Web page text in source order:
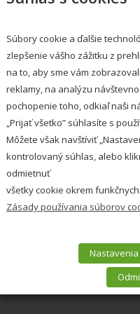
STRÁNKOVÉ DNI
Utorok: 7:00 – 11:00
Streda: 7:00 – 11:00
Viac »
Súbory cookie a ďalšie
zlepšenie vášho zážitku z
na to, aby sme vám
reklamy, na analýzu
pochopenie toho, odkiaľ naši
„Prijať všetko” súhlasíte s
Môžete však navštíviť
kontrolovaný súhlas, alebo
odmietnuť
všetky cookie okrem funkčnych.
Zásady používania súborov
Nastavenia